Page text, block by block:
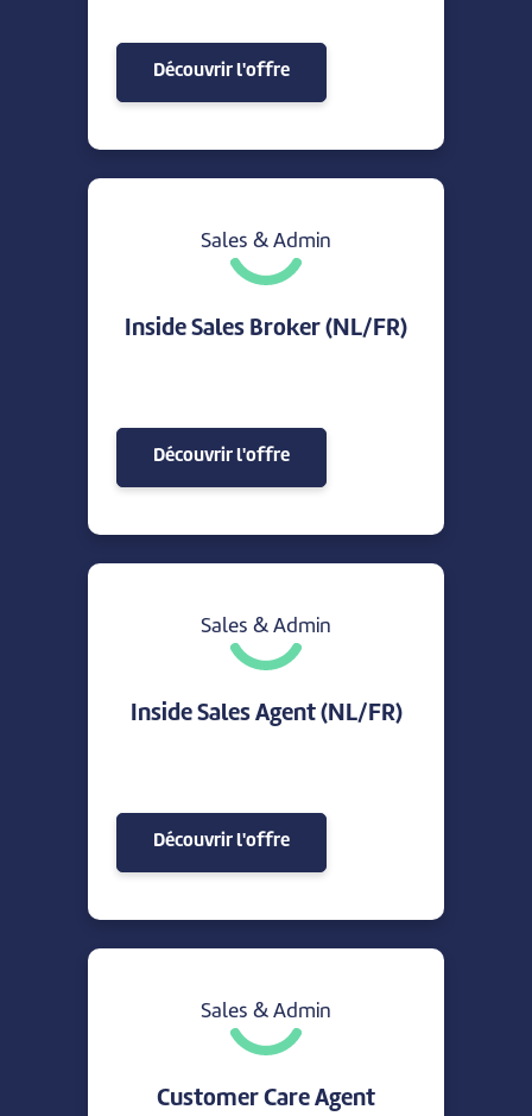
Découvrir l'offre
Sales & Admin
Inside Sales Broker (NL/FR)
Découvrir l'offre
Sales & Admin
Inside Sales Agent (NL/FR)
Découvrir l'offre
Sales & Admin
Customer Care Agent